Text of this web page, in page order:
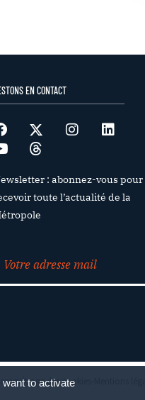
EN CONTACT
: abonnez-vous pour
toute l’actualité de la
des cookies
to activate